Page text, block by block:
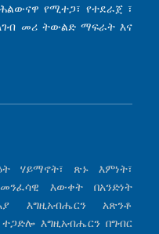
የሚተጋ፣ የተደራጀ ፣
መሪ ትውልድ ማፍራት እና
ሃይማኖት፣ ጽኑ እምነት፣
እውቀት በአንድነት
እግዚአብሔርን አጽንቶ
እግዚአብሔርን በግብር